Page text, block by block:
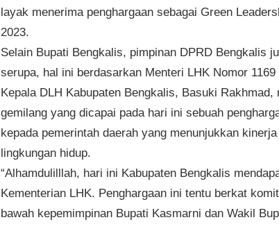
layak menerima penghargaan sebagai Green
2023.
Selain Bupati Bengkalis, pimpinan DPRD Bengkalis
serupa, hal ini berdasarkan Menteri LHK Nomor 1169
Kepala DLH Kabupaten Bengkalis, Basuki Rakhmad,
gemilang yang dicapai pada hari ini sebuah
kepada pemerintah daerah yang menunjukkan
lingkungan hidup.
“Alhamdulilllah, hari ini Kabupaten Bengkalis
Kementerian LHK. Penghargaan ini tentu berkat
bawah kepemimpinan Bupati Kasmarni dan Wakil